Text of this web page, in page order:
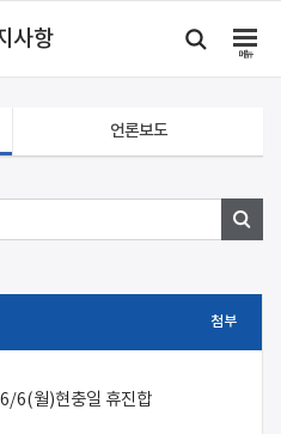
사항
메뉴
언론보도
첨부
6(월)현충일 휴진합